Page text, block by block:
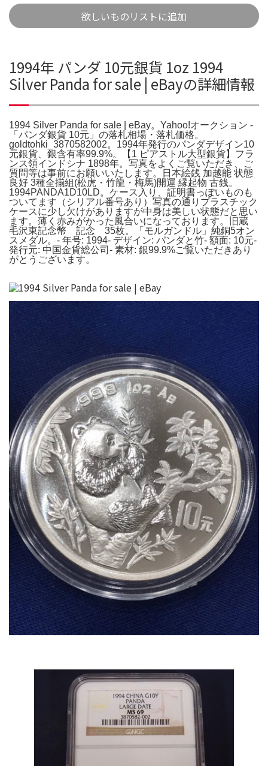
欲しいものリストに追加
1994年 パンダ 10元銀貨 1oz 1994
Silver Panda for sale | eBayの詳細情報
1994 Silver Panda for sale | eBay。Yahoo!オークション -
「パンダ銀貨 10元」の落札相場・落札価格。
goldtohki_3870582002。1994年発行のパンダデザイン10
元銀貨、銀含有率99.9%。【1 ピアストル大型銀貨】フラ
ンス領インドシナ 1898年。写真をよくご覧いただき、ご
質問等は事前にお願いいたします。日本絵銭 加越能 状態
良好 3種全揃組(松虎・竹龍・梅馬)開運 縁起物 古銭。
1994PANDA1D10LD。ケース入り、証明書っぽいものも
ついてます（シリアル番号あり）写真の通りプラスチック
ケースに少し欠けがありますが中身は美しい状態だと思い
ます。薄く赤みがかった風合いになっております。旧蔵
毛沢東記念幣 記念 35枚。「モルガンドル」純銅5オン
スメダル。- 年号: 1994- デザイン: パンダと竹- 額面: 10元-
発行元: 中国金貨総公司- 素材: 銀99.9%ご覧いただきあり
がとうございます。